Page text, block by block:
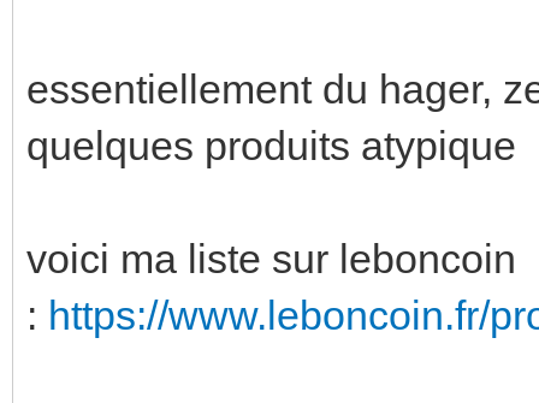
essentiellement du hager,
quelques produits atypique
voici ma liste sur leboncoin
: https://www.leboncoin.fr/